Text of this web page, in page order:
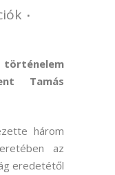
Tamás
három
az
eredetétől